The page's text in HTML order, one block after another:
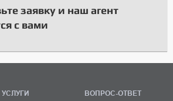
заявку и наш агент
с вами
УСЛУГИ
ВОПРОС-ОТВЕТ